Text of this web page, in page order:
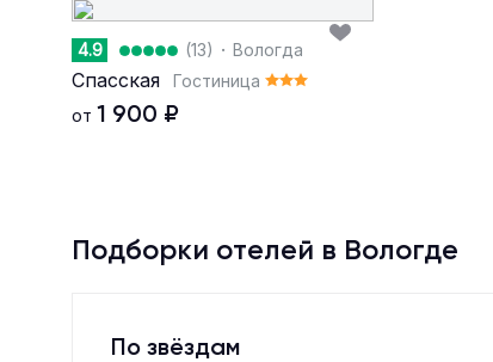
4.9 (13) · Вологда
Спасская
Гостиница
от 1 900 ₽
Подборки отелей в Вологде
По звёздам